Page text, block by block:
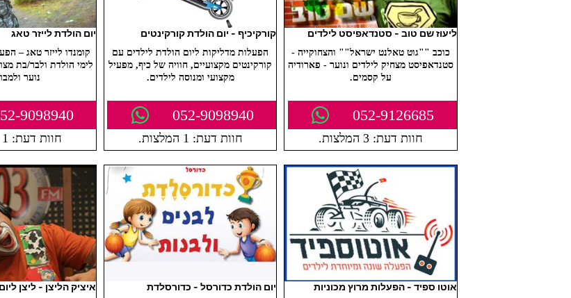
ליעוז שם טוב - סטנדאפיסט לילדים
כוכב ""גוט טאלנט ישראל"" והצחוקייה -
סטנדאפיסט מצחיק לילדים ונוער - פארודיה
על קסמים.
052-9126685
חוות דעת: 3 המלצות.
קורקיכיף - יום הולדת קורקינטים
הפעלות מדליקות ליום הולדת לילדים עם
קורקינטים מקצועיים, חוויה של כיף, מפעיל
מקצועי ומנוסה לילדים.
052-9098940
חוות דעת: 1 המלצות.
יום הולדת לייזר טאג
קומנדו לייזר טאג –
לימי הולדת ולבר/בת
נוער
9098940
חוות דעת: 1 המלצות.
אוטו ספיד - הפעלות מרוץ מכוניות יום הולדת כדורסל - כדורסלדת איציק הליצן - ליצן